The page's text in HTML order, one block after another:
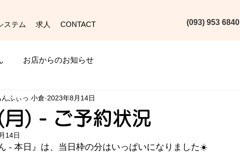
ステム 求人 CONTACT (093) 953 6840‬
お店からのお知らせ
) - ご予約状況
ふぃっ 小倉 2023年8月14日
14日
- 本日』は、当日枠の分はいっぱいになりました☀️